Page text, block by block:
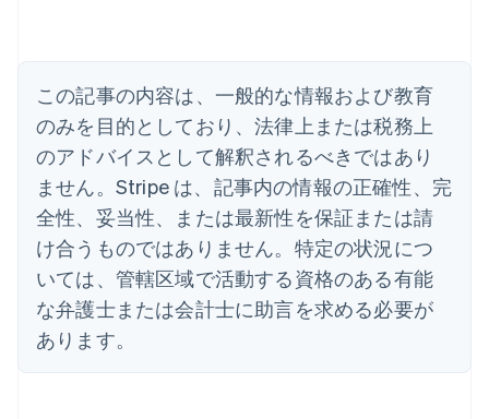
この記事の内容は、一般的な情報および教育
のみを目的としており、法律上または税務上
のアドバイスとして解釈されるべきではあり
ません。Stripe は、記事内の情報の正確性、完
全性、妥当性、または最新性を保証または請
け合うものではありません。特定の状況につ
いては、管轄区域で活動する資格のある有能
な弁護士または会計士に助言を求める必要が
あります。
アラブ首長国連邦
English
イギリス
English
イタリア
インド
English
エストニア
English
オーストラリア
English
オーストリア
DeutschEnglish